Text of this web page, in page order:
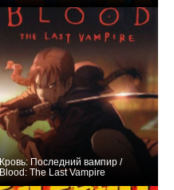
Кровь: Последний вампир /
Blood: The Last Vampire